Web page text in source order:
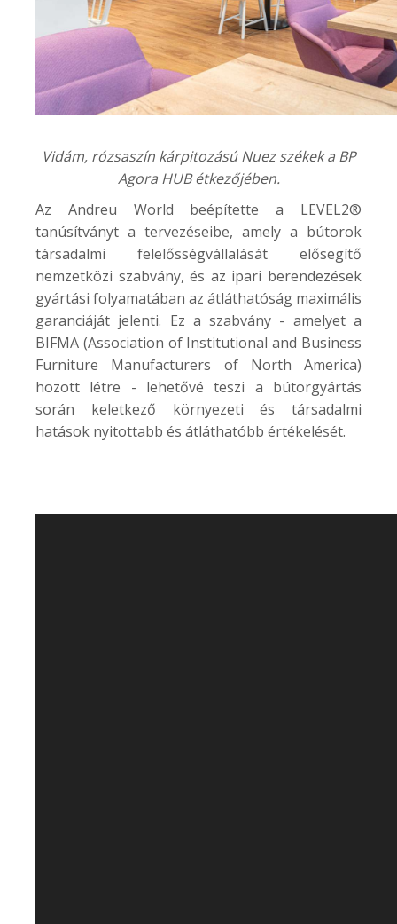
Vidám, rózsaszín kárpitozású Nuez székek a BP
Agora HUBétkezőjében.
Az Andreu World beépítette a LEVEL2®
tanúsítványt a tervezéseibe, amely a bútorok
társadalmi felelősségvállalását elősegítő
nemzetközi szabvány, és az ipari berendezések
gyártási folyamatában az átláthatóság maximális
garanciáját jelenti. Ez a szabvány - amelyet a
BIFMA (Association of Institutional and Business
Furniture Manufacturers of North America)
hozott létre - lehetővé teszi a bútorgyártás
során keletkező környezeti és társadalmi
hatások nyitottabb és átláthatóbb értékelését.